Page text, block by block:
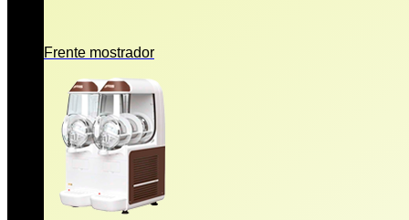
Frente mostrador